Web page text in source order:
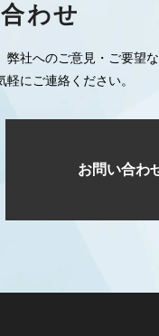
わせ
社へのご意見・ご要望な
にご連絡ください。
お問い合わ